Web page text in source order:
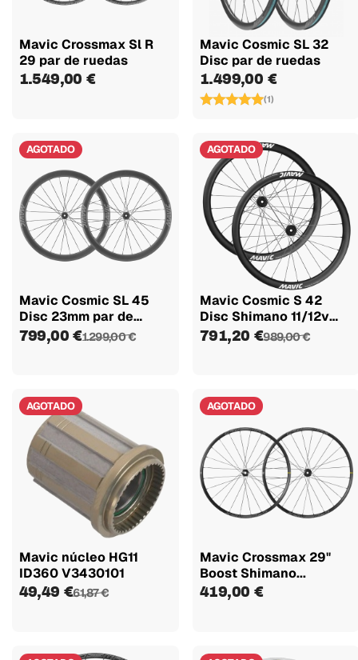
Mavic Crossmax Sl R
29 par de ruedas
1.549,00 €
Mavic Cosmic SL 32
Disc par de ruedas
1.499,00 €
(1)
AGOTADO
Mavic Cosmic SL 45
Disc 23mm par de
ruedas
799,00 €1.299,00 €
AGOTADO
Mavic Cosmic S 42
Disc Shimano 11/12v
par de...
791,20 €989,00 €
AGOTADO
Mavic núcleo HG11
ID360 V3430101
49,49 €61,87 €
AGOTADO
Mavic Crossmax 29"
Boost Shimano...
419,00 €